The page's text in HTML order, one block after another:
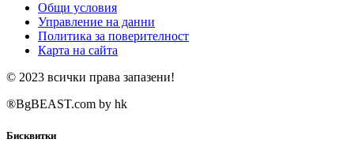
Общи условия
Управление на данни
Политика за поверителност
Карта на сайта
© 2023 всички права запазени!
®BgBEAST.com by hk
Бисквитки